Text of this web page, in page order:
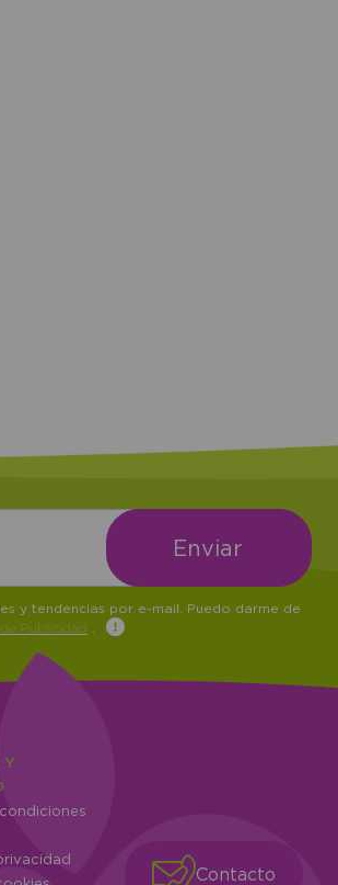
y tendencias por e-mail. Puedo darme de
Publicidad
Y
Contacto